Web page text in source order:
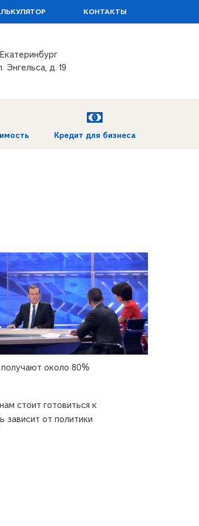
КОНТАКТЫ
Екатеринбург
Энгельса, д. 19
Кредит для бизнеса
около 80%
стоит готовиться к
от политики